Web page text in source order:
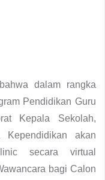
dalam rangka
Pendidikan Guru
Kepala Sekolah,
Kependidikan akan
secara virtual
bagi Calon